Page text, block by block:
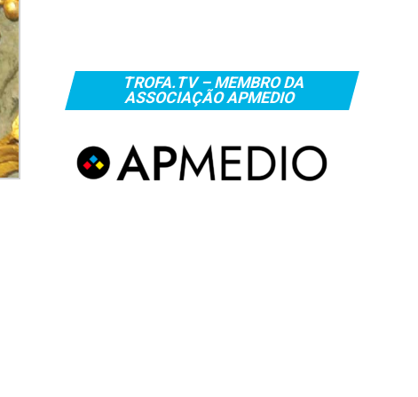
TROFA.TV – MEMBRO DA
ASSOCIAÇÃO APMEDIO